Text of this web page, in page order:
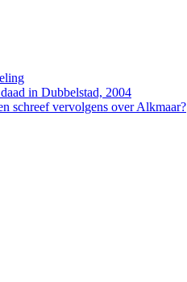
in Dubbelstad, 2004
schreef vervolgens over Alkmaar?